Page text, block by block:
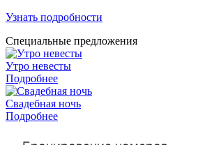
Узнать подробности
Специальные предложения
Утро невесты
Подробнее
Свадебная ночь
Подробнее